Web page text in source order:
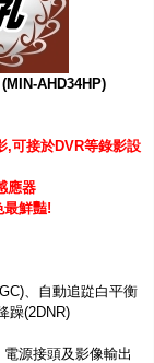
AHD34HP)
,可接於DVR等錄影設
應器
最鮮豔!
、自動追踨白平衡
躁(2DNR)
源接頭及影像輸出